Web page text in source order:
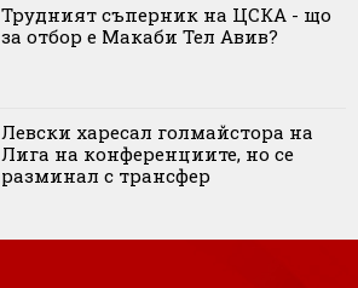
Трудният съперник на ЦСКА - що
за отбор е Макаби Тел Авив?
Левски харесал голмайстора на
Лига на конференциите, но се
разминал с трансфер